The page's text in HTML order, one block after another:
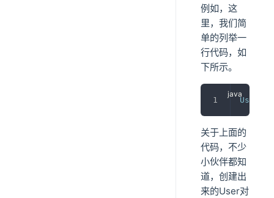
例如，这
里，我们简
单的列举一
行代码，如
下所示。
User
关于上面的
代码，不少
小伙伴都知
道，创建出
来的User对